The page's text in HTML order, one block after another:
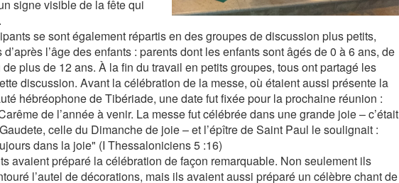
signe visible de la fête qui
se sont également répartis en des groupes de discussion plus petits,
l’âge des enfants : parents dont les enfants sont âgés de 0 à 6 ans, de
de plus de 12 ans. À la fin du travail en petits groupes, tous ont partagé les
discussion. Avant la célébration de la messe, où étaient aussi présente la
hébréophone de Tibériade, une date fut fixée pour la prochaine réunion :
de l’année à venir. La messe fut célébrée dans une grande joie – c’était
celle du Dimanche de joie – et l’épître de Saint Paul le soulignait :
dans la joie" (I Thessaloniciens 5 :16)
avaient préparé la célébration de façon remarquable. Non seulement ils
l’autel de décorations, mais ils avaient aussi préparé un célèbre chant de